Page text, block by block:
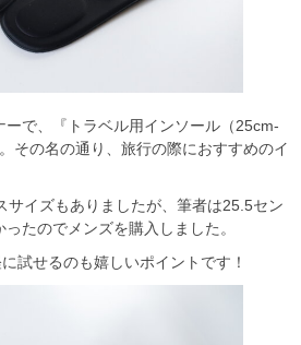
で、『トラベル用インソール（25cm‐
その名の通り、旅行の際におすすめのイ
サイズもありましたが、筆者は25.5セン
たのでメンズを購入しました。
試せるのも嬉しいポイントです！